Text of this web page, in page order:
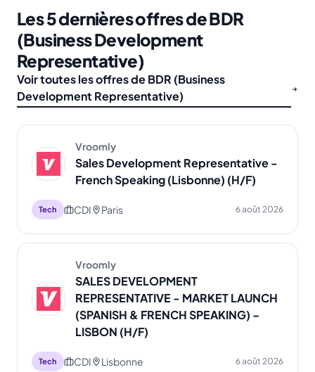
Les 5 dernières offres de BDR
(Business Development
Representative)
Voir toutes les offres de BDR (Business
Development Representative)
Vroomly
Sales Development Representative -
French Speaking (Lisbonne) (H/F)
Tech CDI Paris 6 août 2026
Vroomly
SALES DEVELOPMENT
REPRESENTATIVE - MARKET LAUNCH
(SPANISH & FRENCH SPEAKING) –
LISBON (H/F)
Tech CDI Lisbonne 6 août 2026